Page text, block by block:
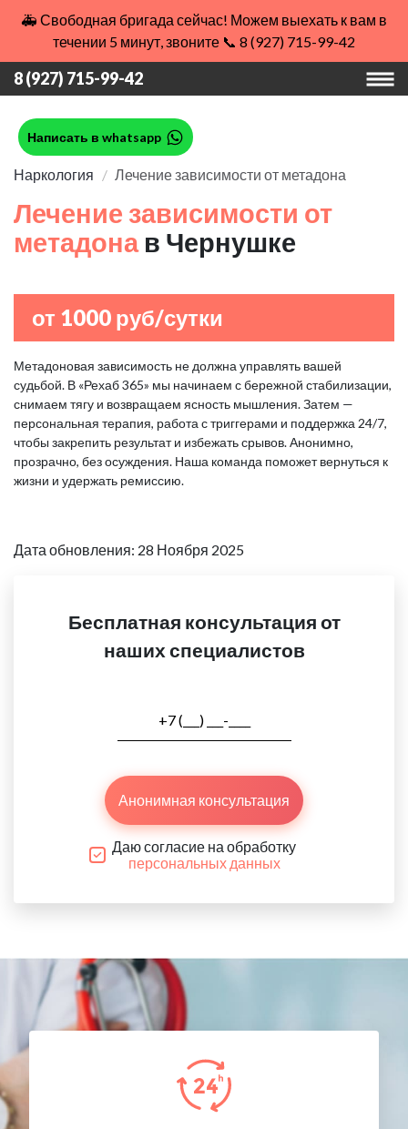
🚑 Свободная бригада сейчас! Можем выехать к вам в
течении 5 минут, звоните 📞 8 (927) 715-99-42
8 (927) 715-99-42
Написать в whatsapp
Наркология Лечение зависимости от метадона
Лечение зависимости от
метадона в Чернушке
от 1000 руб/сутки
Метадоновая зависимость не должна управлять вашей
судьбой. В «Рехаб 365» мы начинаем с бережной стабилизации,
снимаем тягу и возвращаем ясность мышления. Затем —
персональная терапия, работа с триггерами и поддержка 24/7,
чтобы закрепить результат и избежать срывов. Анонимно,
прозрачно, без осуждения. Наша команда поможет вернуться к
жизни и удержать ремиссию.
Дата обновления: 28 Ноября 2025
Бесплатная консультация от
наших специалистов
Анонимная консультация
Даю согласие на обработку
персональных данных